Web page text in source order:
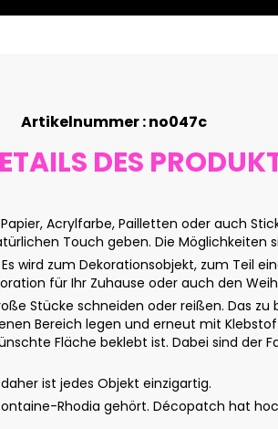
Artikelnummer : no047c
DES
Acrylfarbe, Pailletten oder auch
Touch geben. Die Möglichkeiten
Es wird zum Dekorationsobjekt, zum
für Ihr Zuhause oder auch den
Stücke schneiden oder reißen. Das
Bereich legen und erneut mit
Fläche beklebt ist. Dabei sind der
ist jedes Objekt einzigartig.
Rhodia gehört. Décopatch hat